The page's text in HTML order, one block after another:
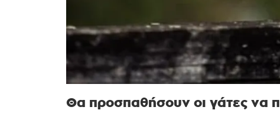
Θα προσπαθήσουν οι γάτες να